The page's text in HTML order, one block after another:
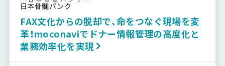
日本骨髄バンク
FAX文化からの脱却で、命をつなぐ現場を変
革！moconaviでドナー情報管理の高度化と
業務効率化を実現